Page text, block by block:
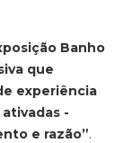
Banho
que
experiência
-
e razão”.